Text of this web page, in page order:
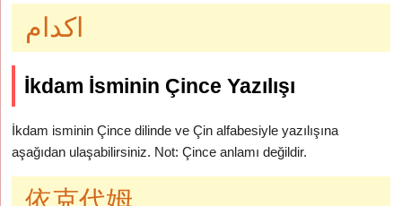
اكدام
İkdam İsminin Çince Yazılışı
İkdam isminin Çince dilinde ve Çin alfabesiyle yazılışına
aşağıdan ulaşabilirsiniz. Not: Çince anlamı değildir.